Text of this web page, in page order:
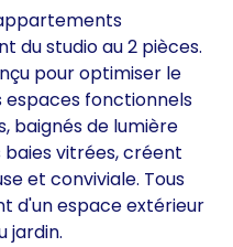
du studio au 2 pièces.
pour optimiser le
fonctionnels
baignés de lumière
vitrées, créent
et conviviale. Tous
d'un espace extérieur
jardin.